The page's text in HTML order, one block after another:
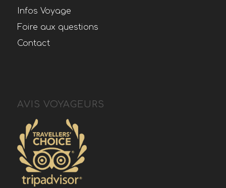
Infos Voyage
Foire aux questions
Contact
AVIS VOYAGEURS